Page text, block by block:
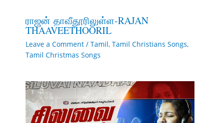
ராஜன் தாவீதூரிலுள்ள-RAJAN
THAAVEETHOORIL
Leave a Comment / Tamil, Tamil Christians Songs,
Tamil Christmas Songs